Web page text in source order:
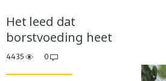
Het leed dat
borstvoeding heet
4435 0